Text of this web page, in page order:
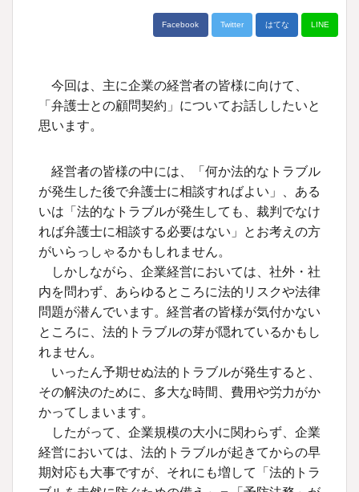
Facebook Twitter はてな LINE
今回は、主に企業の経営者の皆様に向けて、
「弁護士との顧問契約」についてお話ししたいと
思います。
経営者の皆様の中には、「何か法的なトラブル
が発生した後で弁護士に相談すればよい」、ある
いは「法的なトラブルが発生しても、裁判でなけ
れば弁護士に相談する必要はない」とお考えの方
がいらっしゃるかもしれません。
しかしながら、企業経営においては、社外・社
内を問わず、あらゆるところに法的リスクや法律
問題が潜んでいます。経営者の皆様が気付かない
ところに、法的トラブルの芽が隠れているかもし
れません。
いったん予期せぬ法的トラブルが発生すると、
その解決のために、多大な時間、費用や労力がか
かってしまいます。
したがって、企業規模の大小に関わらず、企業
経営においては、法的トラブルが起きてからの早
期対応も大事ですが、それにも増して「法的トラ